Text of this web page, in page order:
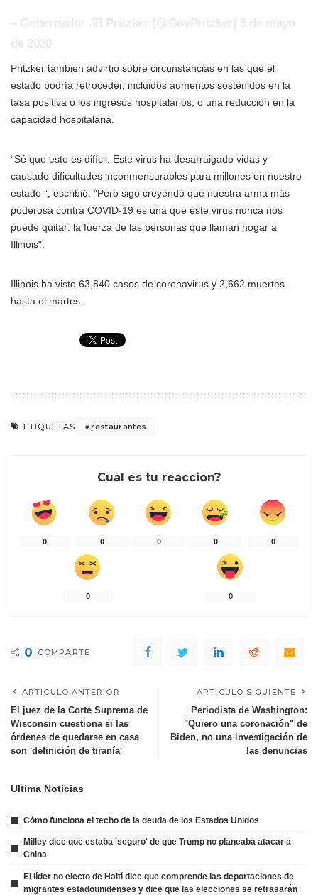
Pritzker también advirtió sobre circunstancias en las que el
estado podría retroceder, incluidos aumentos sostenidos en la
tasa positiva o los ingresos hospitalarios, o una reducción en la
capacidad hospitalaria.
“Sé que esto es difícil. Este virus ha desarraigado vidas y
causado dificultades inconmensurables para millones en nuestro
estado ”, escribió. "Pero sigo creyendo que nuestra arma más
poderosa contra COVID-19 es una que este virus nunca nos
puede quitar: la fuerza de las personas que llaman hogar a
Illinois".
Illinois ha visto 63,840 casos de coronavirus y 2,662 muertes
hasta el martes.
ETIQUETAS restaurantes
Cual es tu reaccion?
0 0 0 0 0
0 0
0 COMPARTE
ARTÍCULO ANTERIOR
El juez de la Corte Suprema de
Wisconsin cuestiona si las
órdenes de quedarse en casa
son 'definición de tiranía'
ARTÍCULO SIGUIENTE
Periodista de Washington:
"Quiero una coronación" de
Biden, no una investigación de
las denuncias
Ultima Noticias
Cómo funciona el techo de la deuda de los Estados Unidos
Milley dice que estaba 'seguro' de que Trump no planeaba atacar a
China
El líder no electo de Haití dice que comprende las deportaciones de
migrantes estadounidenses y dice que las elecciones se retrasarán